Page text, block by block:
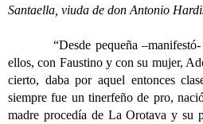
Santaella, viuda de don Antonio
“Desde pequeña
ellos, con Faustino y con su mujer,
cierto, daba por aquel entonces
siempre fue un tinerfeño de pro,
madre procedía de La Orotava y su